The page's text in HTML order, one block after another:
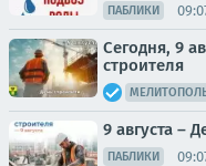
ПАБЛИКИ
Сегодня, 9
строителя
9 августа –
ПАБЛИКИ